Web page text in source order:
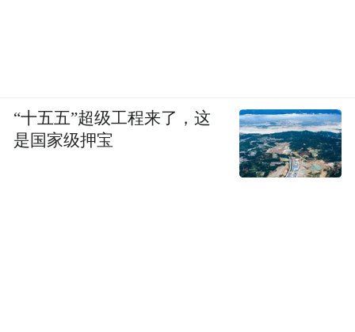
“十五五”超级工程来了，这
是国家级押宝